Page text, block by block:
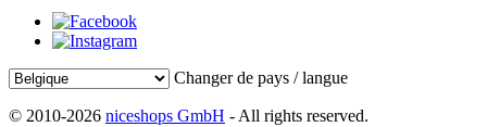
Changer de pays / langue
© 2010-2026 niceshops GmbH - All rights reserved.